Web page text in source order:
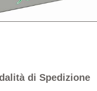
di Spedizione